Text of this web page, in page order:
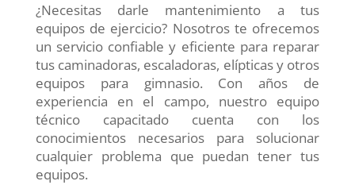
¿Necesitas darle mantenimiento a tus
equipos de ejercicio? Nosotros te ofrecemos
un servicio confiable y eficiente para reparar
tus caminadoras, escaladoras, elípticas y otros
equipos para gimnasio. Con años de
experiencia en el campo, nuestro equipo
técnico capacitado cuenta con los
conocimientos necesarios para solucionar
cualquier problema que puedan tener tus
equipos.